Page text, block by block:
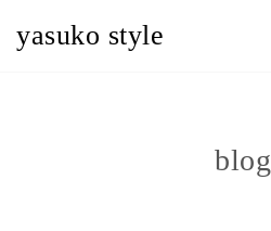
yasuko style
blog